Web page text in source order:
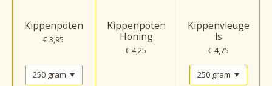
Kippenpoten
€ 3,95
Kippenpoten
Honing
€ 4,25
Kippenvleuge
ls
€ 4,75